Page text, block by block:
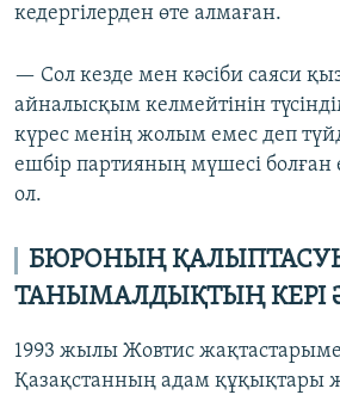
кедергілерден өте алмаған.
— Сол кезде мен кәсіби саяси
айналысқым келмейтінін
күрес менің жолым емес деп
ешбір партияның мүшесі болған
ол.
БЮРОНЫҢ
ТАНЫМАЛДЫҚТЫҢ КЕРІ
1993 жылы Жовтис
Қазақстанның адам құқықтары